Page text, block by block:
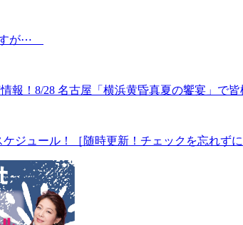
すが⋯
報！8/28 名古屋「横浜黄昏真夏の饗宴」で皆
ジュール！［随時更新！チェックを忘れずに